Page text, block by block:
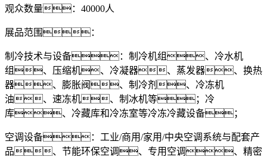
观众数量：40000人
展品范围：
制冷技术与设备：制冷机组、冷水机
组、压缩机、冷凝器、蒸发器、换热
器、膨胀阀、制冷剂、冷冻机
油、速冻机、制冰机等；冷
库、冷藏库和冷冻室等冷冻冷藏设备；
空调设备：工业/商用/家用/中央空调系统与配套产
品、节能环保空调、专用空调、精密